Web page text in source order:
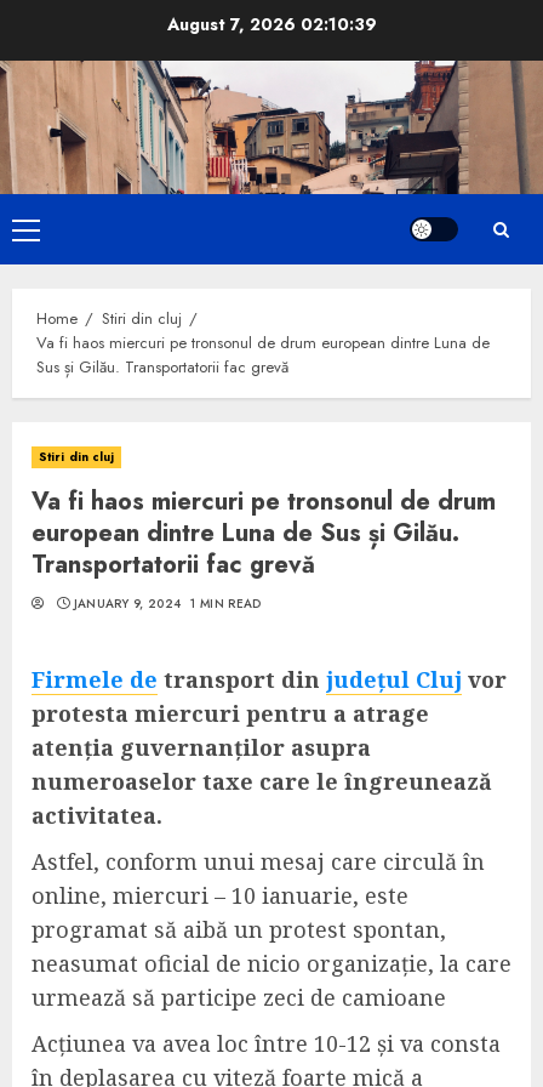
content
August 7, 2026 02:10:39
Primary
Menu
Home
Stiri din cluj
Va fi haos miercuri pe tronsonul de drum european dintre Luna de
Sus și Gilău. Transportatorii fac grevă
Stiri din cluj
Va fi haos miercuri pe tronsonul de drum
european dintre Luna de Sus și Gilău.
Transportatorii fac grevă
JANUARY 9, 2024 1 MIN READ
Firmele de transport din județul Cluj vor
protesta miercuri pentru a atrage
atenția guvernanților asupra
numeroaselor taxe care le îngreunează
activitatea.
Astfel, conform unui mesaj care circulă în
online, miercuri – 10 ianuarie, este
programat să aibă un protest spontan,
neasumat oficial de nicio organizație, la care
urmează să participe zeci de camioane
Acțiunea va avea loc între 10-12 și va consta
în deplasarea cu viteză foarte mică a